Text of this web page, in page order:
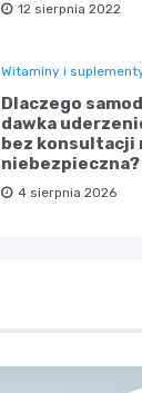
12 sierpnia 2022
Witaminy i
Dlaczego
dawka
bez konsultacji
niebezpieczna?
4 sierpnia 2026